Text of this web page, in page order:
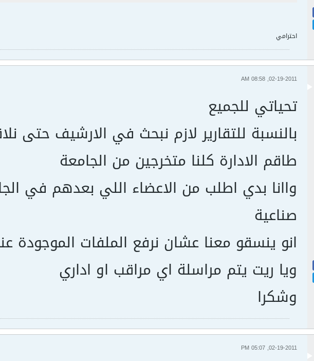
احترامي
02-19-2011, 08:58 AM
تحياتي للجميع
بالنسبة للتقارير لازم نبحث في الارشيف حتى
طاقم الادارة كلنا متخرجين من الجامعة
واانا بدي اطلب من الاعضاء اللي بعدهم في
صناعية
انو ينسقو معنا عشان نرفع الملفات الموجودة
ويا ريت يتم مراسلة اي مراقب او اداري
وشكرا
02-19-2011, 05:07 PM